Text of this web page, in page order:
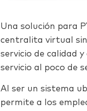
Una solución para
centralita virtual
servicio de calidad
servicio al poco de
Al ser un sistema
permite a los